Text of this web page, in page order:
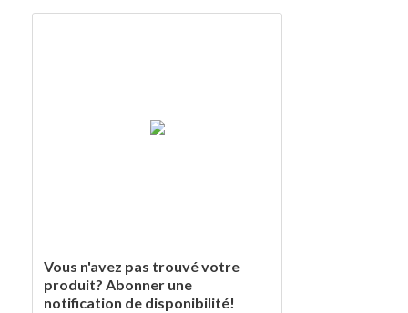
Vous n'avez pas trouvé votre
produit? Abonner une
notification de disponibilité!